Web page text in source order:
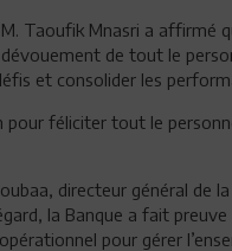
Taoufik Mnasri a affirmé
de tout le
et consolider les
féliciter tout le
directeur général de
la Banque a fait
pour gérer